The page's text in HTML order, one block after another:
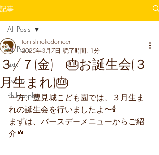
記事
All Posts
Lists
Events
Philosophy
All Posts
３/７(金) 🎂お誕生会(３
月生まれ)🎂
tomishirokodomoen
2025年3月7日 読了時間: 1分
一方、豊見城こども園では、３月生ま
れの誕生会を行いましたよ〜🕯
まずは、バースデーメニューからご紹
介🎂